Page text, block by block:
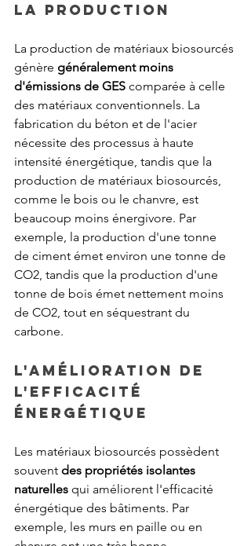
la production
La production de matériaux biosourcés
génère généralement moins
d'émissions de GES comparée à celle
des matériaux conventionnels. La
fabrication du béton et de l'acier
nécessite des processus à haute
intensité énergétique, tandis que la
production de matériaux biosourcés,
comme le bois ou le chanvre, est
beaucoup moins énergivore. Par
exemple, la production d'une tonne
de ciment émet environ une tonne de
CO2, tandis que la production d'une
tonne de bois émet nettement moins
de CO2, tout en séquestrant du
carbone.
L'amélioration de
l'efficacité
énergétique
Les matériaux biosourcés possèdent
souvent des propriétés isolantes
naturelles qui améliorent l'efficacité
énergétique des bâtiments. Par
exemple, les murs en paille ou en